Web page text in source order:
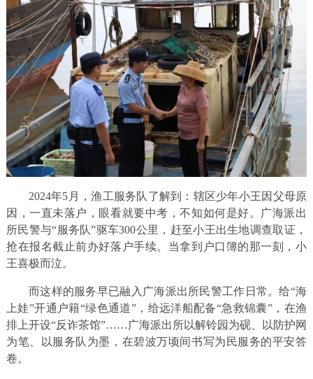
2024年5月，渔工服务队了解到：辖区少年小王因父母原
因，一直未落户，眼看就要中考，不知如何是好。广海派出
所民警与“服务队”驱车300公里，赶至小王出生地调查取证，
抢在报名截止前办好落户手续。当拿到户口簿的那一刻，小
王喜极而泣。
而这样的服务早已融入广海派出所民警工作日常。给“海
上娃”开通户籍“绿色通道”，给远洋船配备“急救锦囊”，在渔
排上开设“反诈茶馆”……广海派出所以解铃园为砚、以防护网
为笔、以服务队为墨，在碧波万顷间书写为民服务的平安答
卷。